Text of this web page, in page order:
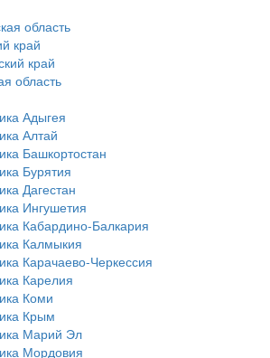
область
край
край
область
Адыгея
Алтай
Башкортостан
Бурятия
Дагестан
Ингушетия
Кабардино-Балкария
Калмыкия
Карачаево-Черкессия
Карелия
Коми
Крым
Марий Эл
Мордовия